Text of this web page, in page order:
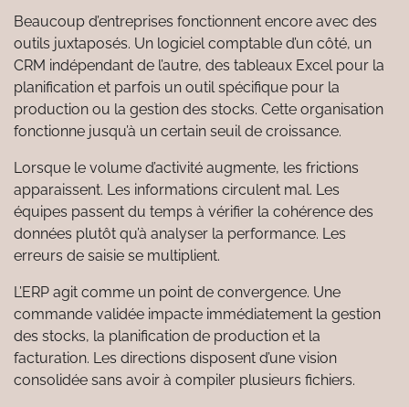
Beaucoup d’entreprises fonctionnent encore avec des
outils juxtaposés. Un logiciel comptable d’un côté, un
CRM indépendant de l’autre, des tableaux Excel pour la
planification et parfois un outil spécifique pour la
production ou la gestion des stocks. Cette organisation
fonctionne jusqu’à un certain seuil de croissance.
Lorsque le volume d’activité augmente, les frictions
apparaissent. Les informations circulent mal. Les
équipes passent du temps à vérifier la cohérence des
données plutôt qu’à analyser la performance. Les
erreurs de saisie se multiplient.
L’ERP agit comme un point de convergence. Une
commande validée impacte immédiatement la gestion
des stocks, la planification de production et la
facturation. Les directions disposent d’une vision
consolidée sans avoir à compiler plusieurs fichiers.